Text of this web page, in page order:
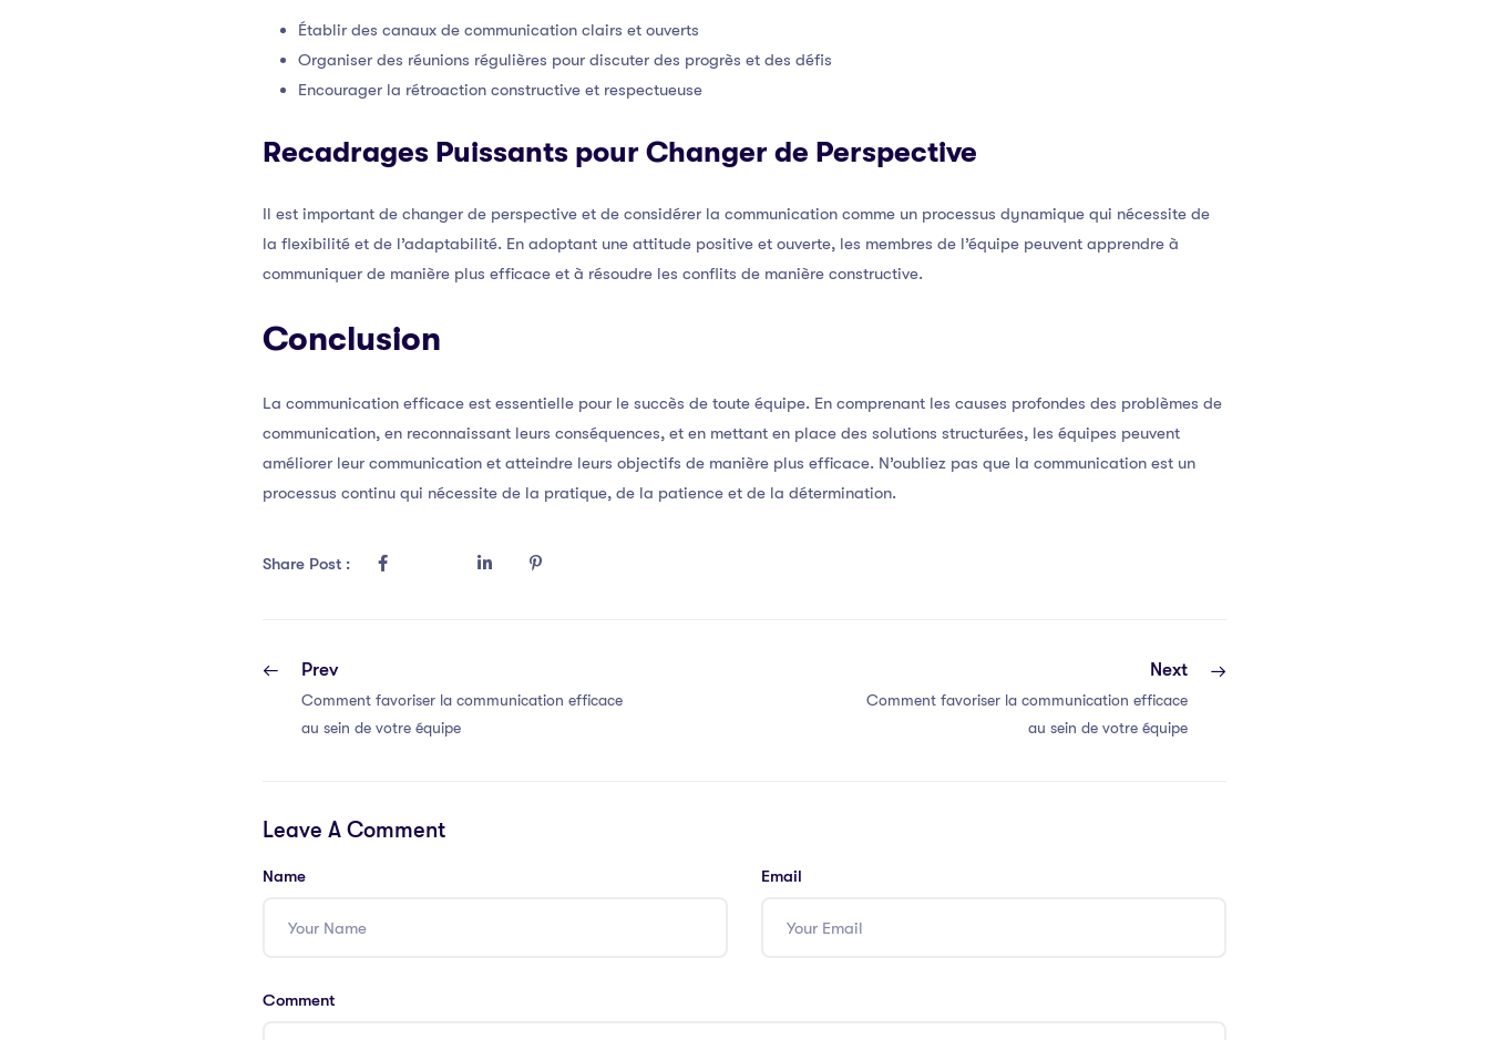
Établir des canaux de communication clairs et ouverts
Organiser des réunions régulières pour discuter des progrès et des défis
Encourager la rétroaction constructive et respectueuse
Recadrages Puissants pour Changer de Perspective
Il est important de changer de perspective et de considérer la communication comme un processus dynamique qui nécessite de
la flexibilité et de l’adaptabilité. En adoptant une attitude positive et ouverte, les membres de l’équipe peuvent apprendre à
communiquer de manière plus efficace et à résoudre les conflits de manière constructive.
Conclusion
La communication efficace est essentielle pour le succès de toute équipe. En comprenant les causes profondes des problèmes de
communication, en reconnaissant leurs conséquences, et en mettant en place des solutions structurées, les équipes peuvent
améliorer leur communication et atteindre leurs objectifs de manière plus efficace. N’oubliez pas que la communication est un
processus continu qui nécessite de la pratique, de la patience et de la détermination.
Share Post :
Prev
Comment favoriser la communication efficace
au sein de votre équipe
Next
Comment favoriser la communication efficace
au sein de votre équipe
Leave A Comment
Name Email
Comment